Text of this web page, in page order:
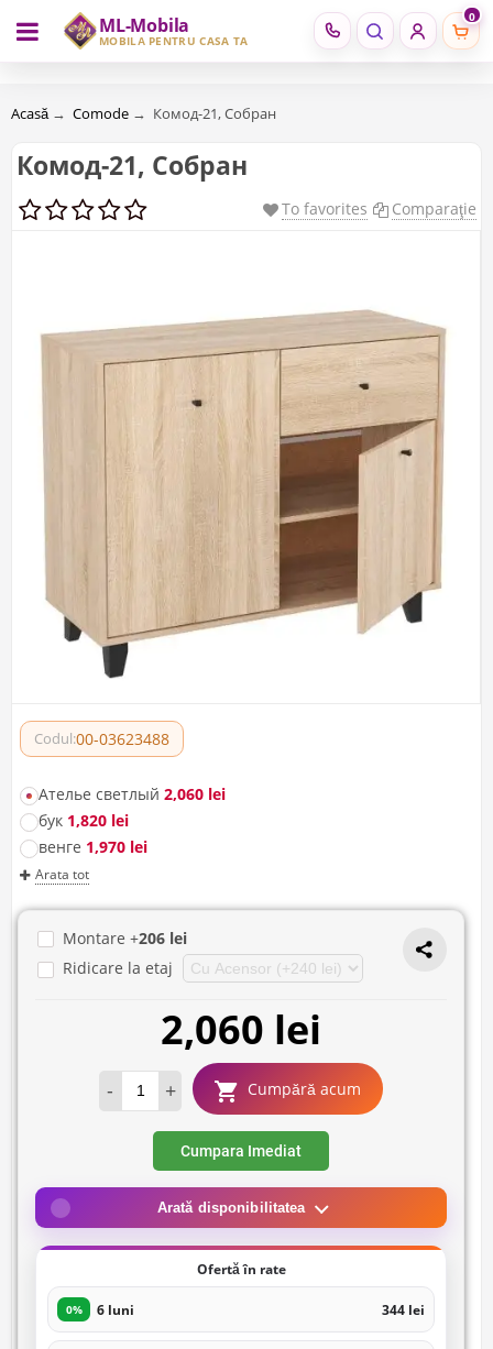
ML-Mobila
MOBILĂ PENTRU CASA TA
0
RU RO
Acasă → Comode → Комод-21, Собран
Комод-21, Собран
To favorites Comparaţie
Codul:00-03623488
Ателье светлый 2,060 lei
бук 1,820 lei
венге 1,970 lei
Arata tot
Montare +206 lei
Ridicare la etaj
2,060 lei
- + Cumpără acum
Cumpara Imediat
Arată disponibilitatea
Ofertă în rate
0% 6 luni 344 lei